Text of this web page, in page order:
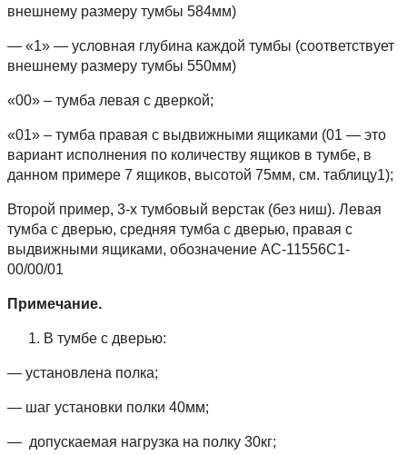
внешнему размеру тумбы 584мм)
— «1» — условная глубина каждой тумбы (соответствует
внешнему размеру тумбы 550мм)
«00» – тумба левая с дверкой;
«01» – тумба правая с выдвижными ящиками (01 — это
вариант исполнения по количеству ящиков в тумбе, в
данном примере 7 ящиков, высотой 75мм, см. таблицу1);
Второй пример, 3-х тумбовый верстак (без ниш). Левая
тумба с дверью, средняя тумба с дверью, правая с
выдвижными ящиками, обозначение АС-11556С1-
00/00/01
Примечание.
В тумбе с дверью:
— установлена полка;
— шаг установки полки 40мм;
— допускаемая нагрузка на полку 30кг;